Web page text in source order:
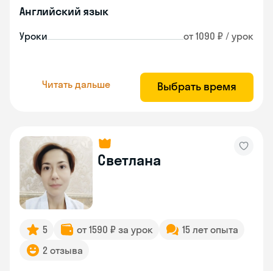
Английский язык
Уроки от 1090 ₽ / урок
Читать дальше Выбрать время
Светлана
5 от 1590 ₽ за урок
15 лет опыта
2 отзыва